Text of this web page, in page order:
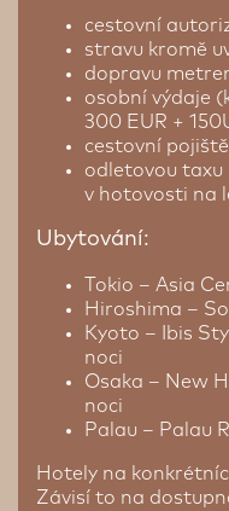
cestovní
stravu kromě
dopravu
osobní výdaje
300 EUR +
cestovní
odletovou taxu
v hotovosti na
Ubytování:
Tokio – Asia
Hiroshima –
Kyoto – Ibis
noci
Osaka – New
noci
Palau – Palau
Hotely na
Závisí to na